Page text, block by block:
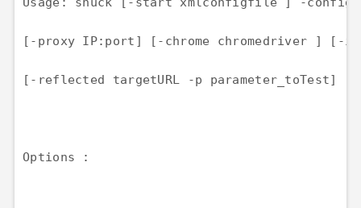
[-proxy IP:port] [-chrome chromedriver ] [-
[-reflected targetURL -p parameter_toTest]
Options :